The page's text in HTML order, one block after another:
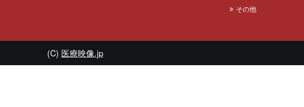
その他
(C) 医療映像.jp